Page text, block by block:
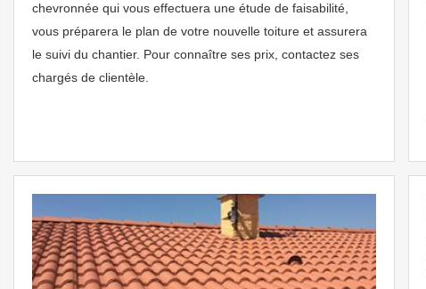
chevronnée qui vous effectuera une étude de faisabilité,
vous préparera le plan de votre nouvelle toiture et assurera
le suivi du chantier. Pour connaître ses prix, contactez ses
chargés de clientèle.